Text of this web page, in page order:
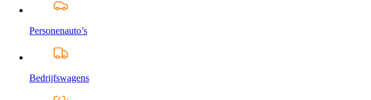
Personenauto’s
Bedrijfswagens